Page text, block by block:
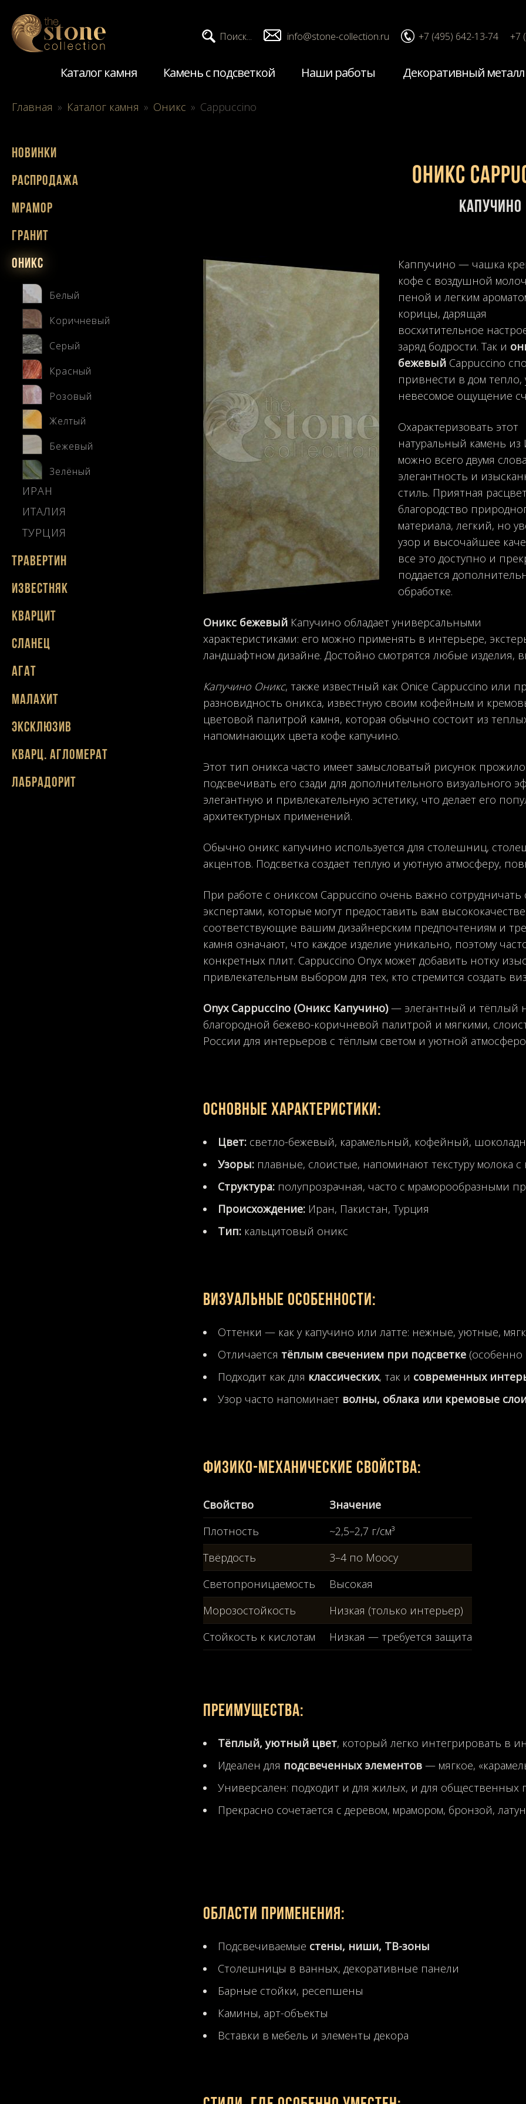
Поиск... info@stone-collection.ru +7 (495) 642-13-74 +7
Каталог камня Камень с подсветкой Наши работы Декоративный металл
Главная » Каталог камня » Оникс » Cappuccino
Новинки
Распродажа
Мрамор
Гранит
Оникс
Белый
Коричневый
Серый
Красный
Розовый
Желтый
Бежевый
Зелёный
ИРАН
ИТАЛИЯ
ТУРЦИЯ
Травертин
Известняк
Кварцит
Сланец
Агат
Малахит
Эксклюзив
Кварц. агломерат
Лабрадорит
Оникс
Капучино
Каппучино — чашка
кофе с воздушной
пеной и легким
корицы, дарящая
восхитительное
заряд бодрости. Так и
бежевый Cappuccino
привнести в дом тепло,
невесомое ощущение
Охарактеризовать этот
натуральный камень из
можно всего двумя
элегантность и
стиль. Приятная
благородство
материала, легкий, но
узор и высочайшее
все это доступно и
поддается
обработке.
Оникс бежевый Капучино обладает универсальными
характеристиками: его можно применять в интерьере,
ландшафтном дизайне. Достойно смотрятся любые изделия,
Капучино Оникс, также известный как Onice Cappuccino или
разновидность оникса, известную своим кофейным и
цветовой палитрой камня, которая обычно состоит из
напоминающих цвета кофе капучино.
Этот тип оникса часто имеет замысловатый рисунок
подсвечивать его сзади для дополнительного визуального
элегантную и привлекательную эстетику, что делает его
архитектурных применений.
Обычно оникс капучино используется для столешниц,
акцентов. Подсветка создает теплую и уютную атмосферу,
При работе с ониксом Cappuccino очень важно
экспертами, которые могут предоставить вам
соответствующие вашим дизайнерским предпочтениям и
камня означают, что каждое изделие уникально, поэтому
конкретных плит. Cappuccino Onyx может добавить нотку
привлекательным выбором для тех, кто стремится создать
Onyx Cappuccino (Оникс Капучино)— элегантный и тёплый
благородной бежево-коричневой палитрой и мягкими,
России для интерьеров с тёплым светом и уютной
Основные характеристики:
Цвет: светло-бежевый, карамельный, кофейный,
Узоры: плавные, слоистые, напоминают текстуру молока с
Структура: полупрозрачная, часто с мраморообразными
Происхождение: Иран, Пакистан, Турция
Тип: кальцитовый оникс
Визуальные особенности:
Оттенки — как у капучино или латте: нежные, уютные,
Отличается тёплым свечением при подсветке (особенно
Подходит как для классических, так и современных
Узор часто напоминает волны, облака или кремовые
Физико-механические свойства:
Свойство
Значение
Плотность
~2,5–2,7 г/см³
Твёрдость
3–4 по Моосу
Светопроницаемость
Высокая
Морозостойкость
Низкая (только интерьер)
Стойкость к кислотам
Низкая — требуется защита
Преимущества:
Тёплый, уютный цвет, который легко интегрировать в
Идеален для подсвеченных элементов — мягкое,
Универсален: подходит и для жилых, и для общественных
Прекрасно сочетается с деревом, мрамором, бронзой,
Области применения:
Подсвечиваемые стены, ниши, ТВ-зоны
Столешницы в ванных, декоративные панели
Барные стойки, ресепшены
Камины, арт-объекты
Вставки в мебель и элементы декора